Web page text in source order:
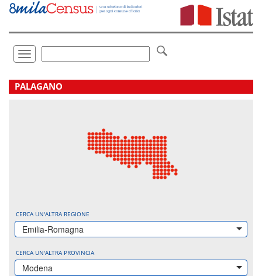
Vai
direttamente
Toggle
navigation
.
PALAGANO
CERCA UN'ALTRA REGIONE
Emilia-Romagna
CERCA UN'ALTRA PROVINCIA
Modena